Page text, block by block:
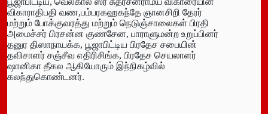
விகாராதிபதி வண,பம்பரகஹகந்தே ஞானசிறி தேரர்
மற்றும் போக்குவரத்து மற்றும் நெடுஞ்சாலைகள் பிரதி
அமைச்சர் பிரசன்ன குணசேன, பாராளுமன்ற உறுப்பினர்
தனுர திஸாநாயக்க, பூஜாபிட்டிய பிரதேச சபையின்
தவிசாளர் சஞ்சீவ எதிரிசிங்க, பிரதேச செயலாளர்
ஷானிகா தீகல ஆகியோரும் இந்நிகழ்வில்
கலந்துகொண்டனர்.